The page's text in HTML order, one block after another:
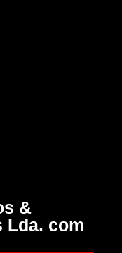
&
Lda. com